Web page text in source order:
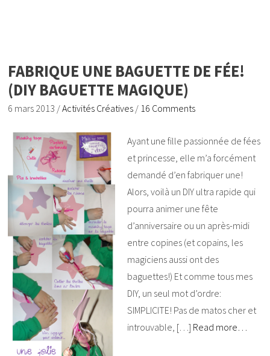
FABRIQUE UNE BAGUETTE DE FÉE!
(DIY BAGUETTE MAGIQUE)
6 mars 2013 /Activités Créatives / 16 Comments
Ayant une fille passionnée de fées
et princesse, elle m’a forcément
demandé d’en fabriquer une!
Alors, voilà un DIY ultra rapide qui
pourra animer une fête
d’anniversaire ou un après-midi
entre copines (et copains, les
magiciens aussi ont des
baguettes!) Et comme tous mes
DIY, un seul mot d’ordre:
SIMPLICITE! Pas de matos cher et
introuvable, […] Read more…